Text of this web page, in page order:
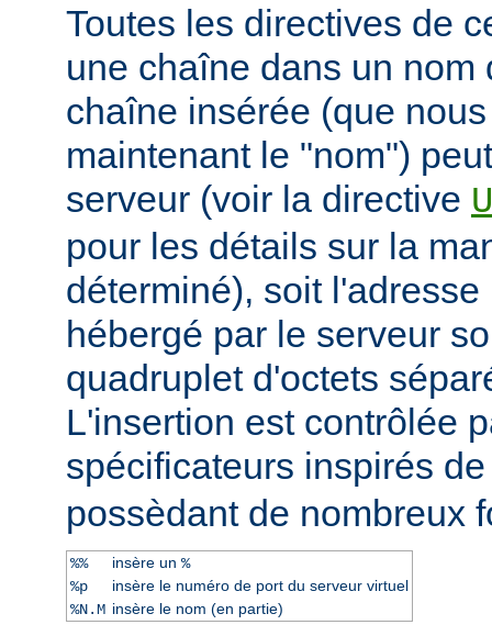
Toutes les directives de
une chaîne dans un nom
chaîne insérée (que
maintenant le "nom")
serveur (voir la directive
pour les détails sur la
déterminé), soit
hébergé par le serveur
quadruplet d'octets
L'insertion est contrôlée
spécificateurs inspirés
possèdant de nombreux
%% insère un %
%p
insère le numéro de port du serveur virtuel
%N.M insère le nom (en partie)